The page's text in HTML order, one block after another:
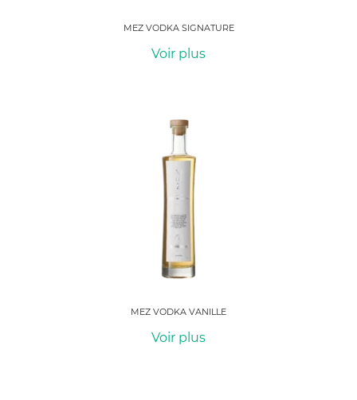
MEZ VODKA SIGNATURE
Voir plus
MEZ VODKA VANILLE
Voir plus